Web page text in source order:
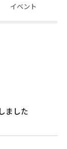
イベント
ました